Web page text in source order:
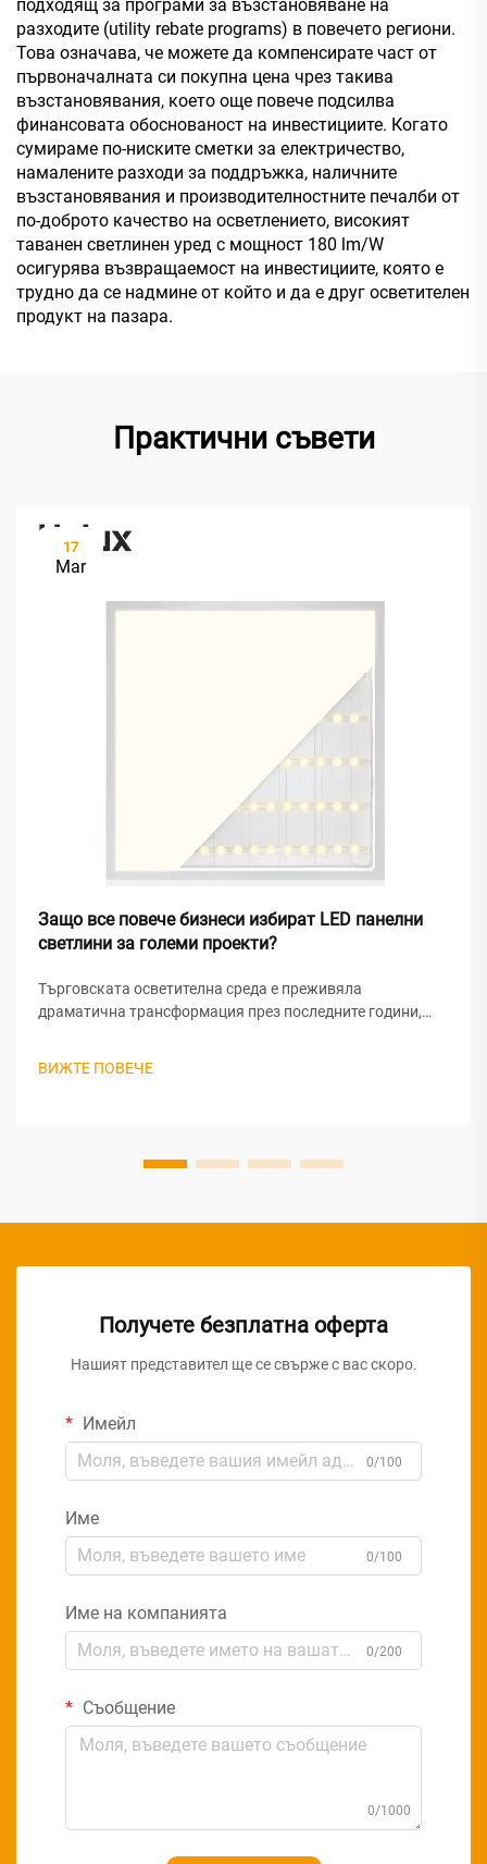
подходящ за програми за възстановяване на
разходите (utility rebate programs) в повечето региони.
Това означава, че можете да компенсирате част от
първоначалната си покупна цена чрез такива
възстановявания, което още повече подсилва
финансовата обоснованост на инвестициите. Когато
сумираме по-ниските сметки за електричество,
намалените разходи за поддръжка, наличните
възстановявания и производителностните печалби от
по-доброто качество на осветлението, високият
таванен светлинен уред с мощност 180 lm/W
осигурява възвращаемост на инвестициите, която е
трудно да се надмине от който и да е друг осветителен
продукт на пазара.
Практични съвети
17
Mar
Защо все повече бизнеси избират LED панелни
светлини за големи проекти?
Търговската осветителна среда е преживяла
драматична трансформация през последните години,
ВИЖТЕ ПОВЕЧЕ
Получете безплатна оферта
Нашият представител ще се свърже с вас скоро.
Имейл
0/100
Име
0/100
Име на компанията
0/200
Съобщение
0/1000